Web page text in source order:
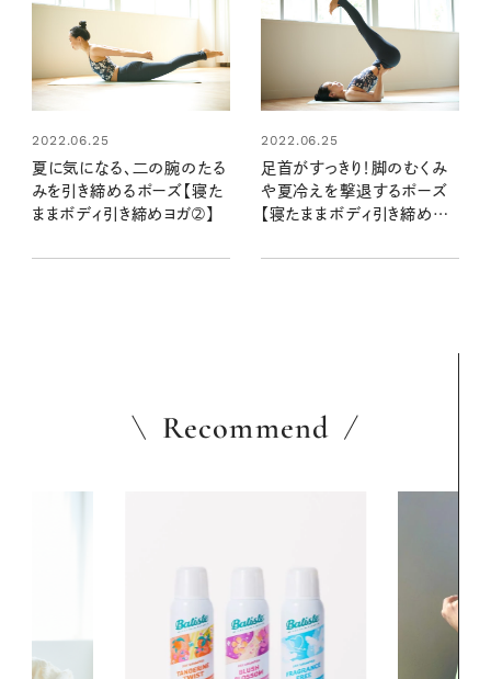
2022.06.25
夏に気になる、二の腕のたる
みを引き締めるポーズ【寝た
ままボディ引き締めヨガ➁】
2022.06.25
足首がすっきり！脚のむくみ
や夏冷えを撃退するポーズ
【寝たままボディ引き締めヨ
Recommend